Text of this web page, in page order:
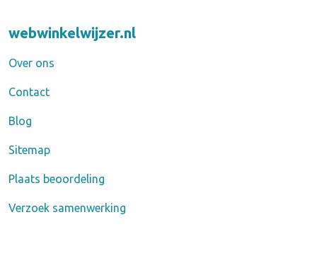
webwinkelwijzer.nl
Over ons
Contact
Blog
Sitemap
Plaats beoordeling
Verzoek samenwerking